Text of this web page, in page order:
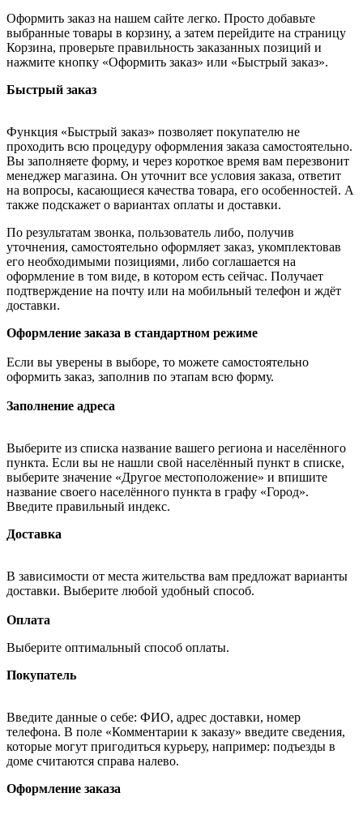
Оформить заказ на нашем сайте легко. Просто добавьте
выбранные товары в корзину, а затем перейдите на страницу
Корзина, проверьте правильность заказанных позиций и
нажмите кнопку «Оформить заказ» или «Быстрый заказ».
Быстрый заказ
Функция «Быстрый заказ» позволяет покупателю не
проходить всю процедуру оформления заказа самостоятельно.
Вы заполняете форму, и через короткое время вам перезвонит
менеджер магазина. Он уточнит все условия заказа, ответит
на вопросы, касающиеся качества товара, его особенностей. А
также подскажет о вариантах оплаты и доставки.
По результатам звонка, пользователь либо, получив
уточнения, самостоятельно оформляет заказ, укомплектовав
его необходимыми позициями, либо соглашается на
оформление в том виде, в котором есть сейчас. Получает
подтверждение на почту или на мобильный телефон и ждёт
доставки.
Оформление заказа в стандартном режиме
Если вы уверены в выборе, то можете самостоятельно
оформить заказ, заполнив по этапам всю форму.
Заполнение адреса
Выберите из списка название вашего региона и населённого
пункта. Если вы не нашли свой населённый пункт в списке,
выберите значение «Другое местоположение» и впишите
название своего населённого пункта в графу «Город».
Введите правильный индекс.
Доставка
В зависимости от места жительства вам предложат варианты
доставки. Выберите любой удобный способ.
Оплата
Выберите оптимальный способ оплаты.
Покупатель
Введите данные о себе: ФИО, адрес доставки, номер
телефона. В поле «Комментарии к заказу» введите сведения,
которые могут пригодиться курьеру, например: подъезды в
доме считаются справа налево.
Оформление заказа